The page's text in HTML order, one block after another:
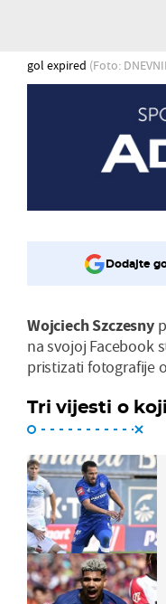
gol expired (Foto:
Dodajte
Wojciech Szczesny
na svojoj Facebook
pristizati fotografije
Tri vijesti o